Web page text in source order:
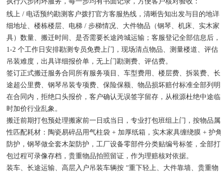
线上 / 电话预约勘测客户拨打官方客服热线，清晰告知出发与目的地详
细地址、楼栋楼层、电梯 / 步梯情况、大件物品（钢琴、机床、实木家
具）数量、搬迁时间、是否需要长途跨城运输；客服登记全部信息后，
1-2 个工作日安排勘测专员免费上门，现场清点物品、测量楼道、评估
吊装难度，出具详细报价单，无上门勘测费、评估费。
签订正式搬迁服务合同所有服务项目、车型费用、楼层费、拆装费、长
途超公里费、钢琴吊装专项费、保险保额、物品损坏赔付标准全部列明
在合同内，拒绝口头报价，客户确认无误签字留存，从根源杜绝中途临
时加价行业乱象。
搬迁前期打包预处理搬家前一日或当日，专业打包班组上门，按物品属
性匹配耗材：陶瓷易碎品用气柱袋 + 加厚纸箱，实木家具缠绕膜 + 护
防护，钢琴做全套木架防护，工厂设备零部件分类贴编号标签，全部打
包过程可录像存档，贵重物品拍照留证，作为理赔核对依据。
装车、长途运输、高层入户吊装车辆按 “重下轻上、大件靠墙、贵重物